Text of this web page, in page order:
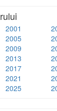
2001
2005
2009
2013
2017
2021
2025